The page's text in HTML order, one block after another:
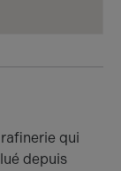
qui
depuis